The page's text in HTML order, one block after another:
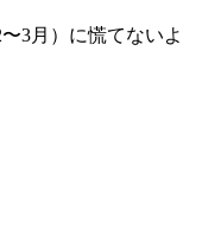
3月）に慌てないよ